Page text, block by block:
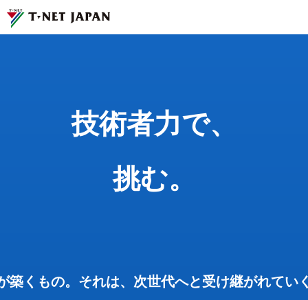
サステナビリティ
技術者力で、
挑む。
築くもの。それは、次世代へと受け継がれてい